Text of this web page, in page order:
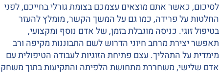
לסיכום, כאשר אתם מוצאים עצמכם בצומת גורלי בחייכם, לפני
החלטות על פרידה, כמו גם על המשך הקשר, מומלץ להעזר
בטיפול זוגי. כניסה מוגבלת בזמן, של אדם נוסף ומקצועי,
תאפשר יצירת מרחב חיוני הדרוש לשם התבוננות מקיפה ורב
מימדית על התהליך. עצם פתיחת הזוגיות לעבודה הטיפולית עם
אדם שלישי, משחררת מתחושת הלפיתה והתקיעות בתוך משחק